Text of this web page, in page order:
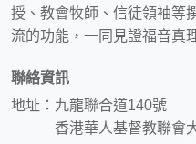
授、教會牧師、信徒領袖
流的功能，一同見證福音真
聯絡資訊
地址：九龍聯合道140號
香港華人基督教聯會